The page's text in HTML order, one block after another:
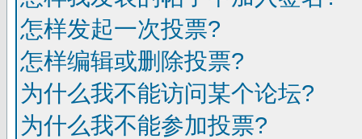
怎样发起一次投票?
怎样编辑或删除投票?
为什么我不能访问某个论坛?
为什么我不能参加投票?